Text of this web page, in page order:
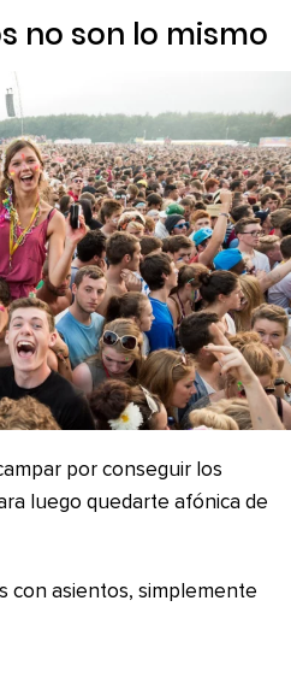
no son lo mismo
por conseguir los
luego quedarte afónica de
con asientos, simplemente